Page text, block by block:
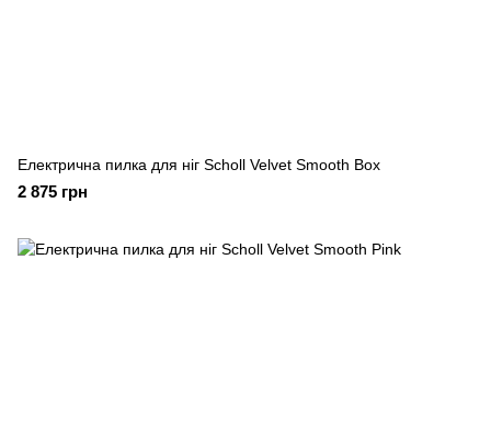
Електрична пилка для ніг Scholl Velvet Smooth Box
2 875 грн